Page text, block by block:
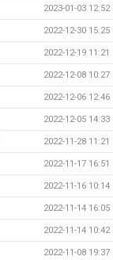
2023-01-03 12:52
2022-12-30 15:25
2022-12-19 11:21
2022-12-08 10:27
2022-12-06 12:46
2022-12-05 14:33
2022-11-28 11:21
2022-11-17 16:51
2022-11-16 10:14
2022-11-14 16:05
2022-11-14 10:42
2022-11-08 19:37